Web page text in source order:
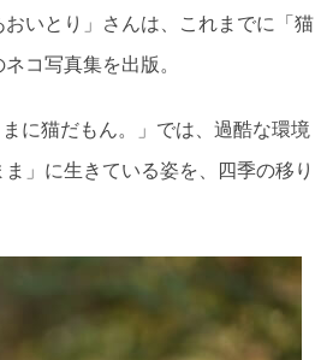
いとり」さんは、これまでに「猫
コ写真集を出版。
に猫だもん。」では、過酷な環境
」に生きている姿を、四季の移り